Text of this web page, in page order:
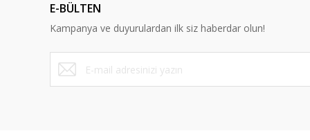
Ürün bilgilerinde hatalar bulunuyor.
Ürün fiyatı diğer sitelerden daha pahalı.
Bu ürüne benzer farklı alternatifler olmalı.
E-BÜLTEN
Kampanya ve duyurulardan ilk siz haberdar olun!